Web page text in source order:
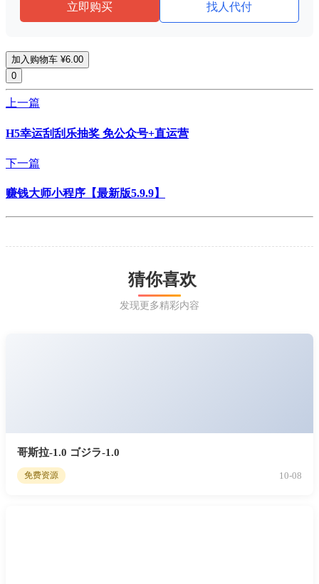
立即购买 找人代付
加入购物车 ¥6.00
0
上一篇
H5幸运刮刮乐抽奖 免公众号+直运营
下一篇
赚钱大师小程序【最新版5.9.9】
猜你喜欢
发现更多精彩内容
哥斯拉-1.0 ゴジラ-1.0
免费资源 10-08